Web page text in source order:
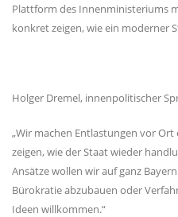
Plattform des Innenministeriums
konkret zeigen, wie ein moderner
Holger Dremel, innenpolitischer
Wir machen Entlastungen vor Ort
zeigen, wie der Staat wieder
Ansätze wollen wir auf ganz
Bürokratie abzubauen oder
Ideen willkommen.“